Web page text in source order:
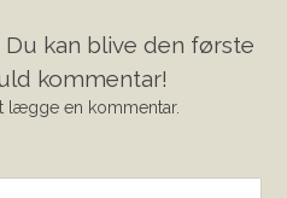
kan blive den første
kommentar!
lægge en kommentar.